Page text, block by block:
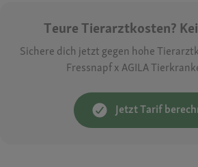
Teure Tierarztkosten?
Sichere dich jetzt gegen hohe
Fressnapf x AGILA
Jetzt Tarif